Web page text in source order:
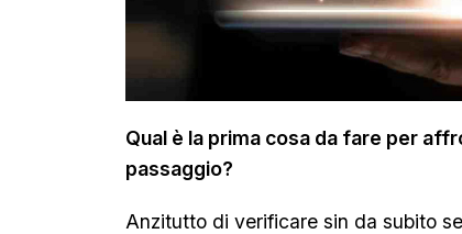
Qual è la prima cosa da fare per
passaggio?
Anzitutto di verificare sin da subito